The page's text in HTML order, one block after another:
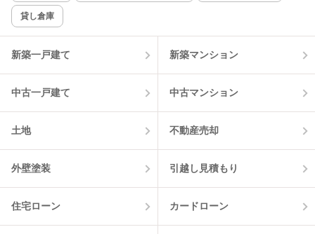
該当件数:
物件一覧に反映
貸し倉庫
新築一戸建て 新築マンション
中古一戸建て 中古マンション
土地 不動産売却
外壁塗装 引越し見積もり
住宅ローン カードローン